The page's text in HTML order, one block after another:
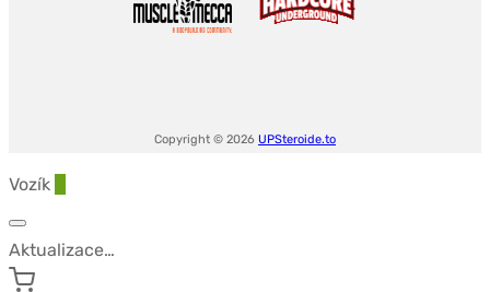
Copyright © 2026 UPSteroide.to
Vozík
Aktualizace…